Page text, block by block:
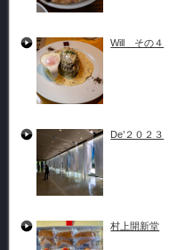
Will その４
De’２０２３
村上開新堂